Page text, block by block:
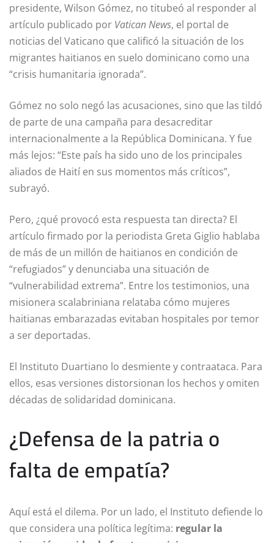
presidente, Wilson Gómez, no titubeó al responder al
artículo publicado por Vatican News, el portal de
noticias del Vaticano que calificó la situación de los
migrantes haitianos en suelo dominicano como una
“crisis humanitaria ignorada”.
Gómez no solo negó las acusaciones, sino que las tildó
de parte de una campaña para desacreditar
internacionalmente a la República Dominicana. Y fue
más lejos: “Este país ha sido uno de los principales
aliados de Haití en sus momentos más críticos”,
subrayó.
Pero, ¿qué provocó esta respuesta tan directa? El
artículo firmado por la periodista Greta Giglio hablaba
de más de un millón de haitianos en condición de
“refugiados” y denunciaba una situación de
“vulnerabilidad extrema”. Entre los testimonios, una
misionera scalabriniana relataba cómo mujeres
haitianas embarazadas evitaban hospitales por temor
a ser deportadas.
El Instituto Duartiano lo desmiente y contraataca. Para
ellos, esas versiones distorsionan los hechos y omiten
décadas de solidaridad dominicana.
¿Defensa de la patria o
falta de empatía?
Aquí está el dilema. Por un lado, el Instituto defiende lo
que considera una política legítima: regular la